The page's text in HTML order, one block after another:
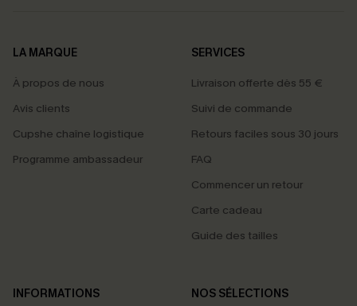
LA MARQUE
À propos de nous
Avis clients
Cupshe chaîne logistique
Programme ambassadeur
SERVICES
Livraison offerte dès 55 €
Suivi de commande
Retours faciles sous 30 jours
FAQ
Commencer un retour
Carte cadeau
Guide des tailles
INFORMATIONS
NOS SÉLECTIONS
PROFITEZ DE -15%